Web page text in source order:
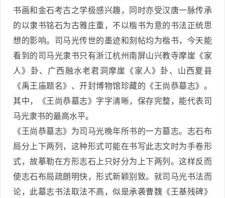
书画和金石考古之学极感兴趣，同时亦受汉唐一脉传承
的以隶书铭石为古雅庄重，不以楷书为意的书法正统思
想的影响。司马光传世的墨迹和刻帖均为楷书，今天能
看到的司马光隶书只有浙江杭州南屏山兴教寺摩崖《家
人》卦、广西融水老君洞摩崖《家人》卦、山西夏县
《禹王庙题名》、开封博物馆珍藏的《王尚恭墓志》。
其中，《王尚恭墓志》字字清晰，保存完整，能代表司
马光隶书的最高水平。
《王尚恭墓志》为司马光晚年所书的一方墓志。志石布
局分上下两列，这种形式可能在书写此志文时为手卷形
式，故摹勒在方形志石上只好分为上下两列。这样反而
使志石布局疏朗明快，形式新颖别致。就司马光书法而
论，此墓志书法取法不高，似是承袭曹魏《王基残碑》